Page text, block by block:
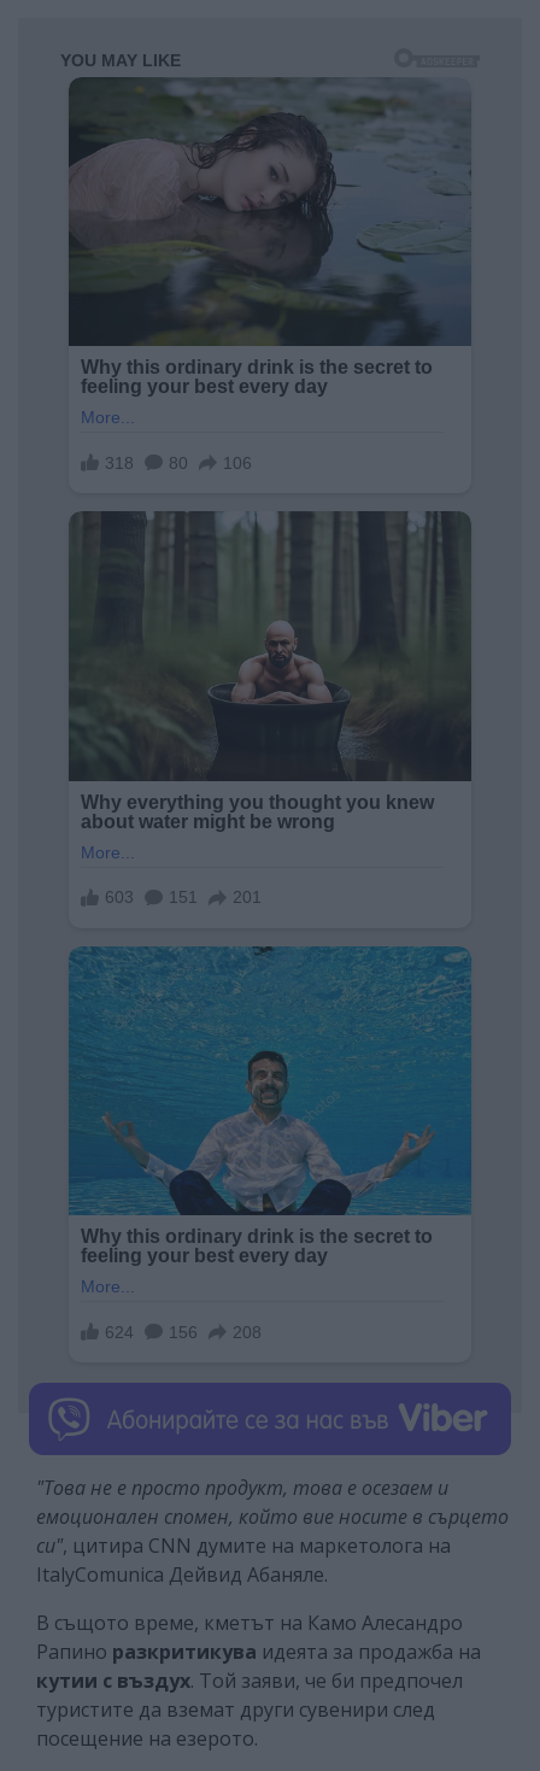
"Това не е просто продукт, това е осезаем и
емоционален спомен, който вие носите в сърцето
си", цитира CNN думите на маркетолога на
ItalyComunica Дейвид Абаняле.
В същото време, кметът на Камо Алесандро
Рапино разкритикува идеята за продажба на
кутии с въздух. Той заяви, че би предпочел
туристите да вземат други сувенири след
посещение на езерото.